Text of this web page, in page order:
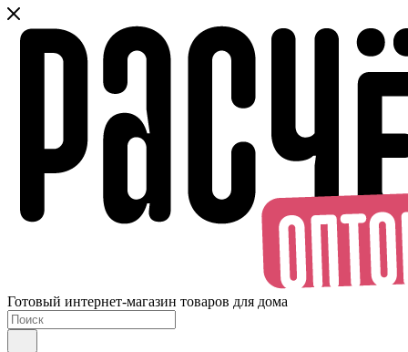
Готовый интернет-магазин товаров для дома